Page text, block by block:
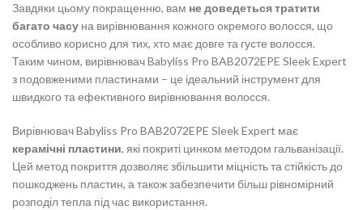
Завдяки цьому покращенню, вам не доведеться тратити
багато часу на вирівнювання кожного окремого волосся, що
особливо корисно для тих, хто має довге та густе волосся.
Таким чином, вирівнювач Babyliss Pro BAB2072EPE Sleek Expert
з подовженими пластинами – це ідеальний інструмент для
швидкого та ефективного вирівнювання волосся.
Вирівнювач Babyliss Pro BAB2072EPE Sleek Expert має
керамічні пластини, які покриті цинком методом гальванізації.
Цей метод покриття дозволяє збільшити міцність та стійкість до
пошкоджень пластин, а також забезпечити більш рівномірний
розподіл тепла під час використання.